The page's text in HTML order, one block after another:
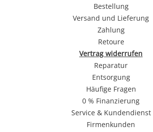
Bestellung
Versand und Lieferung
Zahlung
Retoure
Vertrag widerrufen
Reparatur
Entsorgung
Häufige Fragen
0 % Finanzierung
Service & Kundendienst
Firmenkunden